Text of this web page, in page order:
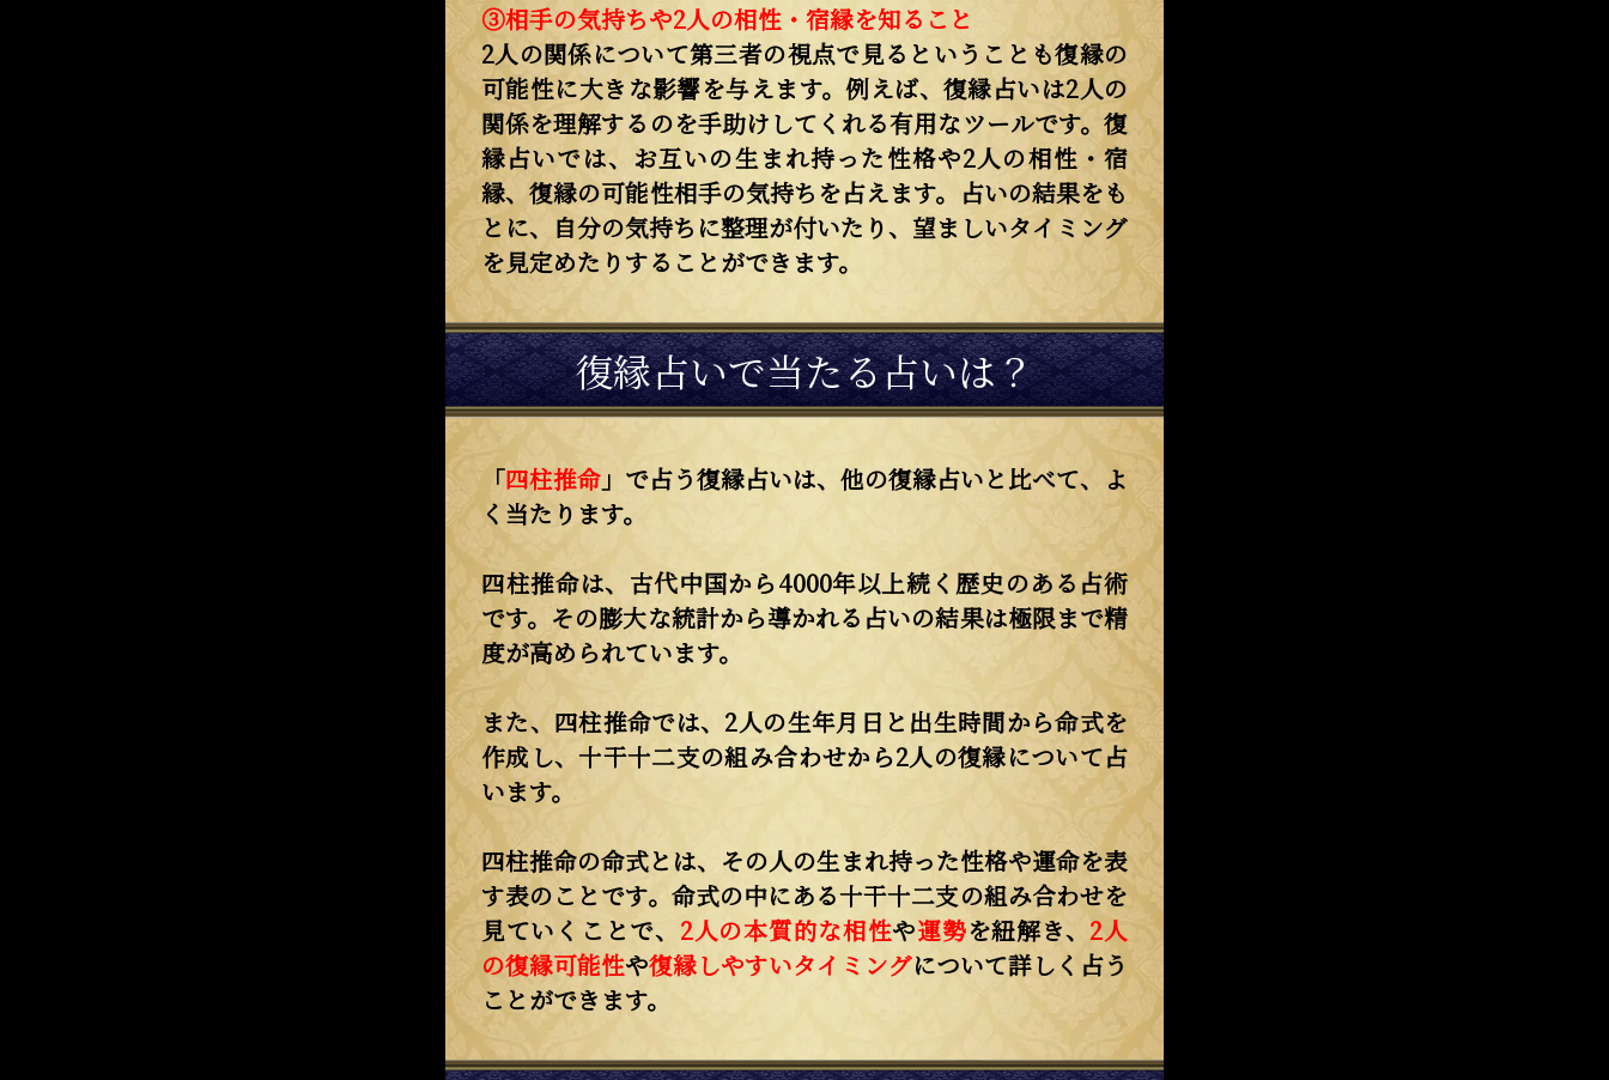
③相手の気持ちや2人の相性・宿縁を知ること
2人の関係について第三者の視点で見るということも復縁の
可能性に大きな影響を与えます。例えば、復縁占いは2人の
関係を理解するのを手助けしてくれる有用なツールです。復
縁占いでは、お互いの生まれ持った性格や2人の相性・宿
縁、復縁の可能性相手の気持ちを占えます。占いの結果をも
とに、自分の気持ちに整理が付いたり、望ましいタイミング
を見定めたりすることができます。
復縁占いで当たる占いは？
「四柱推命 」で占う復縁占いは、他の復縁占いと比べて、よ
く当たります。
四柱推命は、古代中国から4000年以上続く歴史のある占術
です。その膨大な統計から導かれる占いの結果は極限まで精
度が高められています。
また、四柱推命では、2人の生年月日と出生時間から命式を
作成し、十干十二支の組み合わせから2人の復縁について占
います。
四柱推命の命式とは、その人の生まれ持った性格や運命を表
す表のことです。命式の中にある十干十二支の組み合わせを
見ていくことで、 2人の本質的な相性や運勢を紐解き、 2人
の復縁可能性や復縁しやすいタイミングについて詳しく占う
ことができます。